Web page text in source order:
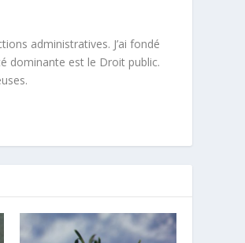
administratives. J’ai fondé
dominante est le Droit public.